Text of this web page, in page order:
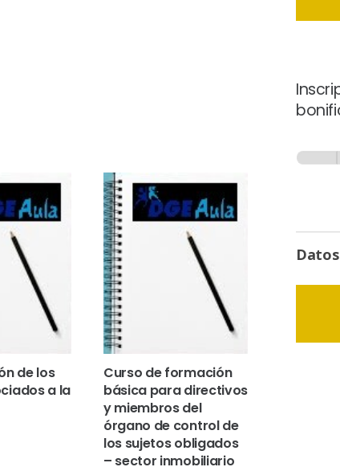
de los
a la
Curso de formación
básica para directivos
y miembros del
órgano de control de
los sujetos obligados
– sector inmobiliario
-